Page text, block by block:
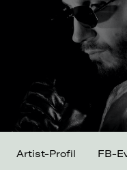
Artist-Profil FB-